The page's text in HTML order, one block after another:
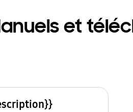
et